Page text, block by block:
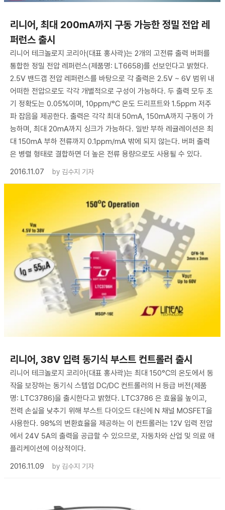
리니어, 최대 200mA까지 구동 가능한 정밀 전압 레
퍼런스 출시
리니어 테크놀로지 코리아(대표 홍사곽)는 2개의 고전류 출력 버퍼를
통합한 정밀 전압 레퍼런스(제품명: LT6658)를 선보인다고 밝혔다.
2.5V 밴드갭 전압 레퍼런스를 바탕으로 각 출력은 2.5V ~ 6V 범위 내
어떠한 전압으로도 각각 개별적으로 구성이 가능하다. 두 출력 모두 초
기 정확도는 0.05%이며, 10ppm/°C 온도 드리프트와 1.5ppm 저주
파 잡음을 제공한다. 출력은 각각 최대 50mA, 150mA까지 구동이 가
능하며, 최대 20mA까지 싱크가 가능하다. 일반 부하 레귤레이션은 최
대 150mA 부하 전류까지 0.1ppm/mA 밖에 되지 않는다. 버퍼 출력
은 병렬 형태로 결합하면 더 높은 전류 용량으로도 사용될 수 있다.
2016.11.07
by 김수지 기자
리니어, 38V 입력 동기식 부스트 컨트롤러 출시
리니어 테크놀로지 코리아(대표 홍사곽)는 최대 150°C의 온도에서 동
작을 보장하는 동기식 스텝업 DC/DC 컨트롤러의 H 등급 버전(제품
명: LTC3786)을 출시한다고 밝혔다. LTC3786 은 효율을 높이고,
전력 손실을 낮추기 위해 부스트 다이오드 대신에 N 채널 MOSFET을
사용한다. 98%의 변환효율을 제공하는 이 컨트롤러는 12V 입력 전압
에서 24V 5A의 출력을 공급할 수 있으므로, 자동차와 산업 및 의료 애
플리케이션에 이상적이다.
2016.11.09
by 김수지 기자